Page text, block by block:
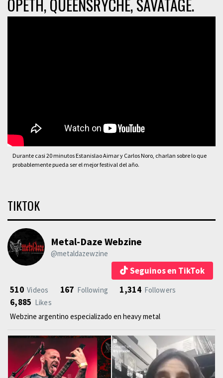
OPETH, QUEENSRYCHE, SAVATAGE.
Durante casi 20 minutos Estanislao Aimar y Carlos Noro, charlan sobre lo que
probablemente pueda ser el mejor festival del año.
TIKTOK
Metal-Daze Webzine
@metaldazewzine
Seguinos en TikTok
510 Videos 167 Following 1,314 Followers
6,885 Likes
Webzine argentino especializado en heavy metal